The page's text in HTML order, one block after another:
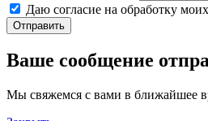
Даю согласие на обработку моих
Отправить
Ваше сообщение
Мы свяжемся с вами в ближайшее